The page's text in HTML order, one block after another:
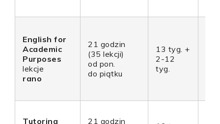
English for
Academic
Purposes
lekcje
rano
21 godzin
(35 lekcji)
od pon.
do piątku
13 tyg. +
2-12
tyg.
Tutoring 21 godzin